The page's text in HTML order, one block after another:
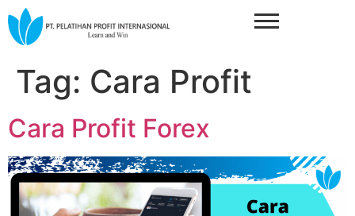
Tag: Cara Profit
Cara Profit Forex